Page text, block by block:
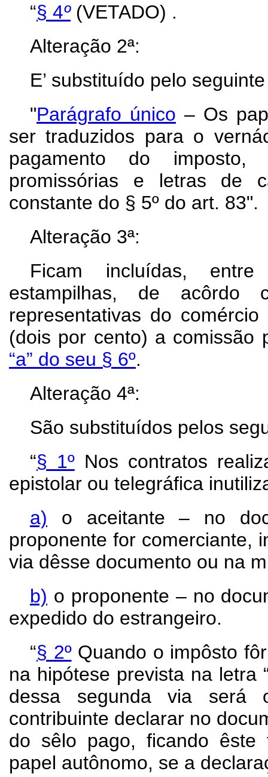
“§ 4º (VETADO) .
Alteração 2ª:
E’ substituído pelo
"Parágrafo único – Os
ser traduzidos para o
pagamento do imposto,
promissórias e letras de
constante do § 5º do art. 83".
Alteração 3ª:
Ficam incluídas,
estampilhas, de
representativas do
(dois por cento) a
“a” do seu § 6º.
Alteração 4ª:
São substituídos pelos
“§ 1ºNos contratos
epistolar ou telegráfica
a) o aceitante – no
proponente for comerciante,
via dêsse documento ou na
b) o proponente – no
expedido do estrangeiro.
“§ 2ºQuando o impôsto
na hipótese prevista na letra
dessa segunda via será
contribuinte declarar no
do sêlo pago, ficando êste
papel autônomo, se a